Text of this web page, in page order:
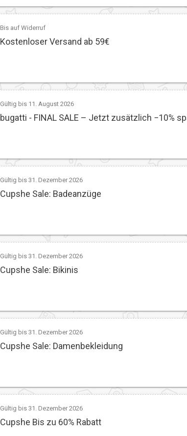
Bis auf Widerruf
Kostenloser Versand ab 59€
Gültig bis 11. August 2026
bugatti - FINAL SALE – Jetzt zusätzlich −10%
Gültig bis 31. Dezember 2026
Cupshe Sale: Badeanzüge
Gültig bis 31. Dezember 2026
Cupshe Sale: Bikinis
Gültig bis 31. Dezember 2026
Cupshe Sale: Damenbekleidung
Gültig bis 31. Dezember 2026
Cupshe Bis zu 60% Rabatt